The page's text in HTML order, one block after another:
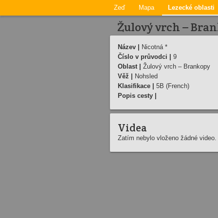
Zeď Mapa Lezecké oblasti
Žulový vrch –
Název |
Nicotná *
Číslo v průvodci |
9
Oblast |
Žulový vrch – Brankopy
Věž |
Nohsled
Klasifikace |
5B (French)
Popis cesty |
Videa
Zatím nebylo vloženo žádné video.